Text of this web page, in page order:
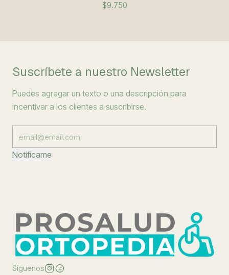
$9.750
Suscríbete a nuestro Newsletter
Puedes agregar un texto o una descripción para
incentivar a los clientes a suscribirse.
Notifícame
Síguenos